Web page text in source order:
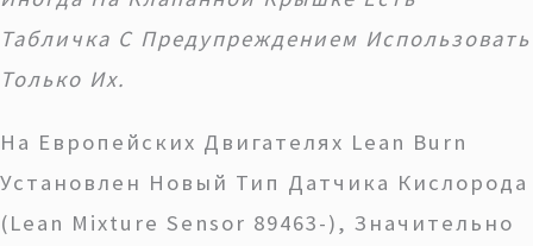
Табличка С Предупреждением Использовать
Только Их.
На Европейских Двигателях Lean Burn
Установлен Новый Тип Датчика Кислорода
(Lean Mixture Sensor 89463-), Значительно